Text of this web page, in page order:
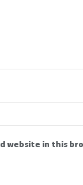
website in this